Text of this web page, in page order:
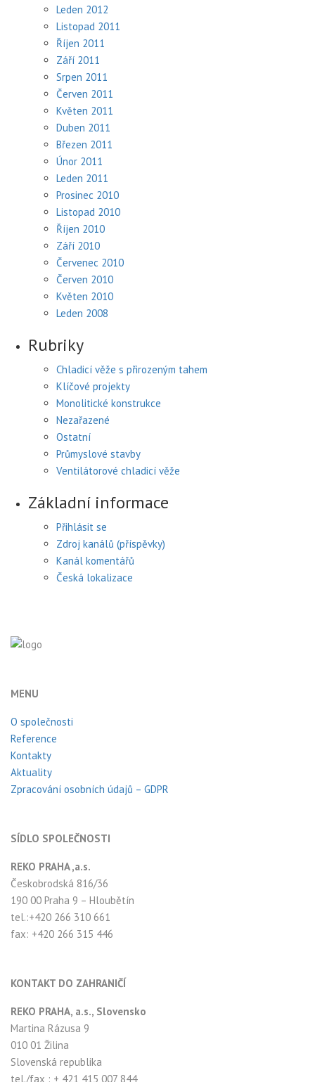
Leden 2012
Listopad 2011
Říjen 2011
Září 2011
Srpen 2011
Červen 2011
Květen 2011
Duben 2011
Březen 2011
Únor 2011
Leden 2011
Prosinec 2010
Listopad 2010
Říjen 2010
Září 2010
Červenec 2010
Červen 2010
Květen 2010
Leden 2008
Rubriky
Chladicí věže s přirozeným tahem
Klíčové projekty
Monolitické konstrukce
Nezařazené
Ostatní
Průmyslové stavby
Ventilátorové chladicí věže
Základní informace
Přihlásit se
Zdroj kanálů (příspěvky)
Kanál komentářů
Česká lokalizace
MENU
O společnosti
Reference
Kontakty
Aktuality
Zpracování osobních údajů – GDPR
SÍDLO SPOLEČNOSTI
REKO PRAHA ,a.s.
Českobrodská 816/36
190 00 Praha 9 – Hloubětín
tel.:+420 266 310 661
fax: +420 266 315 446
KONTAKT DO ZAHRANIČÍ
REKO PRAHA, a.s., Slovensko
Martina Rázusa 9
010 01 Žilina
Slovenská republika
tel./fax : + 421 415 007 844